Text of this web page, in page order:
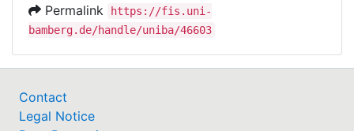
Permalink
https://fis.uni-
bamberg.de/handle/uniba/46603
Contact
Legal Notice